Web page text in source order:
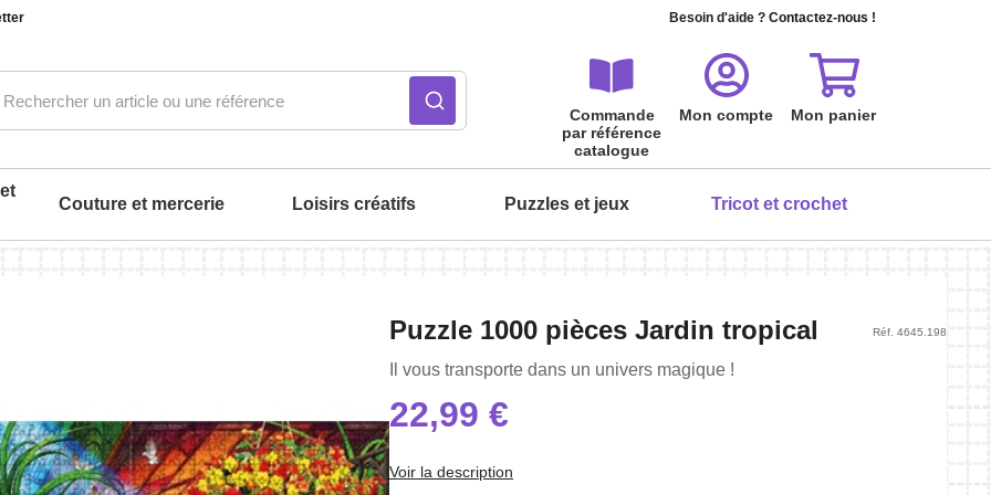
Besoin d'aide ? Contactez-nous !
Commande
par référence
catalogue
Mon compte Mon panier
Tout peindre à l'aquarelle - Les
Serviette invité à broder
Couture et mercerie Loisirs créatifs
Cartes à gratter Boules de poils
Puzzles et jeux
Puzzle carte postale 24 pièces
Tricot et crochet
Puzzle 1000 pièces Jardin tropical
Il vous transporte dans un univers magique !
Réf. 4645.198
22,99 €
Voir la description